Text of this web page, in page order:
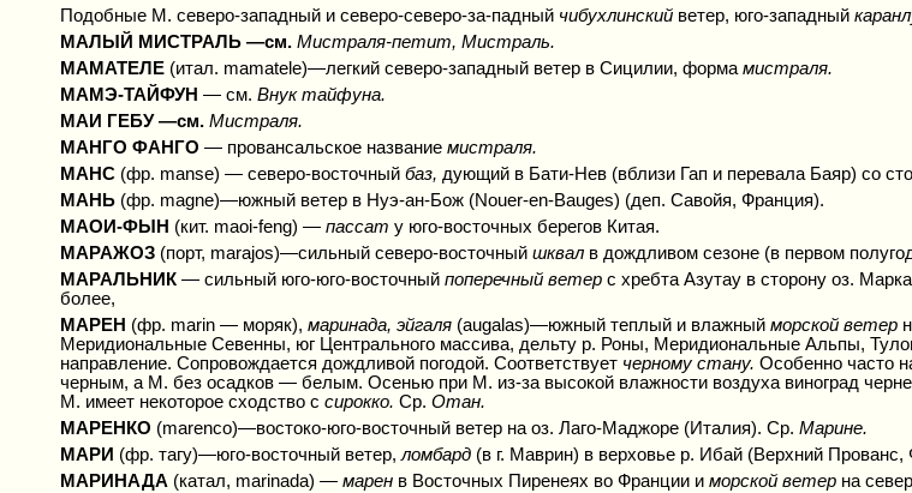
Подобные М. северо-западный и северо-северо-за-падный чибухлинский ветер, юго-западный
МАЛЫЙ МИСТРАЛЬ —см. Мистраля-петит, Мистраль.
МАМАТЕЛЕ (итал. mamatele)—легкий северо-западный ветер в Сицилии, форма мистраля.
МАМЭ-ТАЙФУН — см. Внук тайфуна.
МАИ ГЕБУ —см. Мистраля.
МАНГО ФАНГО — провансальское название мистраля.
МАНС (фр. manse) — северо-восточный баз, дующий в Бати-Нев (вблизи Гап и перевала Баяр) со
МАНЬ (фр. magne)—южный ветер в Нуэ-ан-Бож (Nouer-en-Bauges) (деп. Савойя, Франция).
МАОИ-ФЫН (кит. maoi-feng) — пассат у юго-восточных берегов Китая.
МАРАЖОЗ (порт, marajos)—сильный северо-восточный шквал в дождливом сезоне (в первом
МАРАЛЬНИК — сильный юго-юго-восточный поперечный ветер с хребта Азутау в сторону оз.
более,
МАРЕН (фр. marin — моряк), маринада, эйгаля (augalas)—южный теплый и влажный морской ветер
Меридиональные Севенны, юг Центрального массива, дельту р. Роны, Меридиональные Альпы,
направление. Сопровождается дождливой погодой. Соответствует черному стану. Особенно часто
черным, а М. без осадков — белым. Осенью при М. из-за высокой влажности воздуха виноград
М. имеет некоторое сходство с сирокко. Ср. Отан.
МАРЕНКО (marenco)—востоко-юго-восточный ветер на оз. Лаго-Маджоре (Италия). Ср. Марине.
МАРИ (фр. тагу)—юго-восточный ветер, ломбард (в г. Маврин) в верховье р. Ибай (Верхний Прованс,
МАРИНАДА (катал, marinada) — марен в Восточных Пиренеях во Франции и морской ветер на